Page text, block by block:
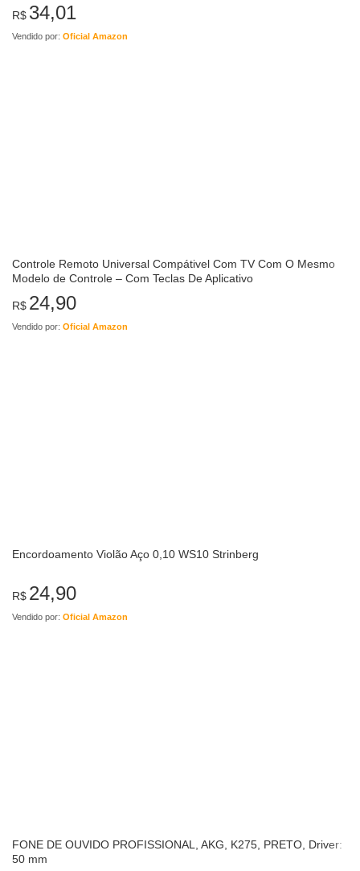
R$ 34,01
Vendido por: Oficial Amazon
Controle Remoto Universal Compátivel Com TV Com O Mesmo
Modelo de Controle – Com Teclas De Aplicativo
R$ 24,90
Vendido por: Oficial Amazon
Encordoamento Violão Aço 0,10 WS10 Strinberg
R$ 24,90
Vendido por: Oficial Amazon
FONE DE OUVIDO PROFISSIONAL, AKG, K275, PRETO, Driver:
50 mm